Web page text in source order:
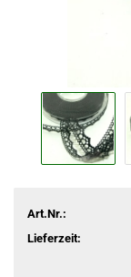
Art.Nr.:
Lieferzeit: